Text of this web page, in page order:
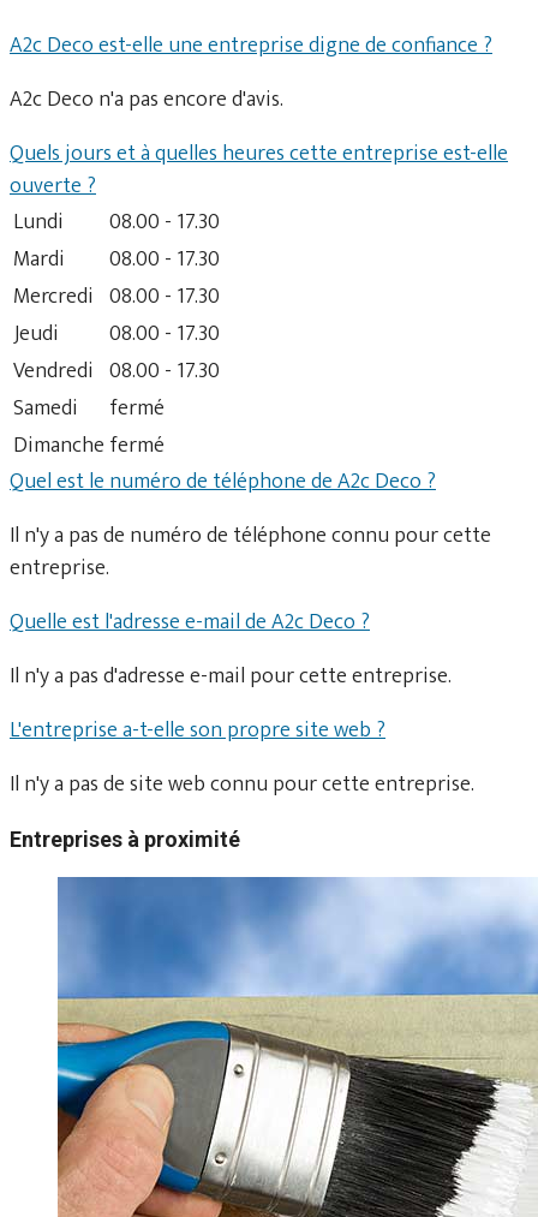
A2c Deco est-elle une entreprise digne de confiance ?
A2c Deco n'a pas encore d'avis.
Quels jours et à quelles heures cette entreprise est-elle
ouverte ?
Lundi
08.00 - 17.30
Mardi
08.00 - 17.30
Mercredi 08.00 - 17.30
Jeudi
08.00 - 17.30
Vendredi 08.00 - 17.30
Samedi
fermé
Dimanche fermé
Quel est le numéro de téléphone de A2c Deco ?
Il n'y a pas de numéro de téléphone connu pour cette
entreprise.
Quelle est l'adresse e-mail de A2c Deco ?
Il n'y a pas d'adresse e-mail pour cette entreprise.
L'entreprise a-t-elle son propre site web ?
Il n'y a pas de site web connu pour cette entreprise.
Entreprises à proximité